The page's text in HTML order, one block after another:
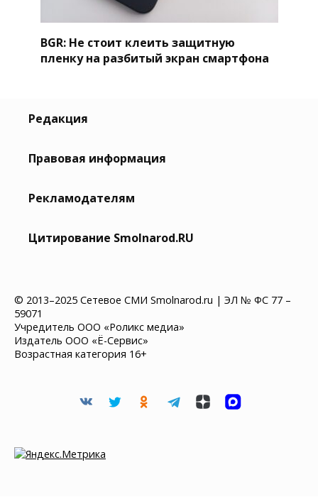
BGR: Не стоит клеить защитную
пленку на разбитый экран смартфона
Редакция
Правовая информация
Рекламодателям
Цитирование Smolnarod.RU
© 2013–2025 Сетевое СМИ Smolnarod.ru | ЭЛ № ФС 77 –
59071
Учредитель ООО «Роликс медиа»
Издатель ООО «Ё-Сервис»
Возрастная категория 16+